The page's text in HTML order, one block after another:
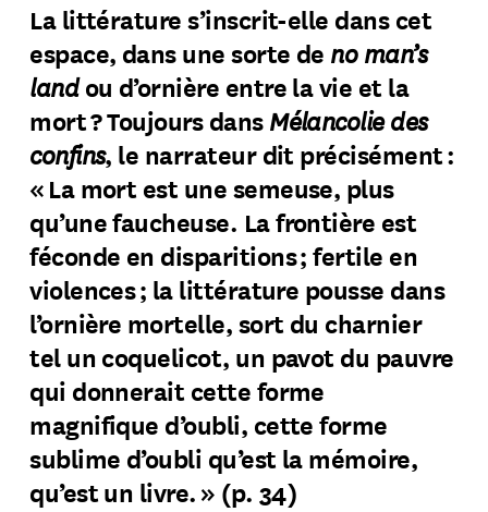
La littérature s’inscrit-elle dans cet
espace, dans une sorte de no man’s
landou d’ornière entre la vie et la
mort ? Toujours dansMélancolie des
confins, le narrateur dit précisément :
« La mort est une semeuse, plus
qu’une faucheuse. La frontière est
féconde en disparitions ; fertile en
violences ; la littérature pousse dans
l’ornière mortelle, sort du charnier
tel un coquelicot, un pavot du pauvre
qui donnerait cette forme
magnifique d’oubli, cette forme
sublime d’oubli qu’est la mémoire,
qu’est un livre. » (p. 34)